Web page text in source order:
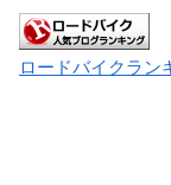
ロードバイクラン